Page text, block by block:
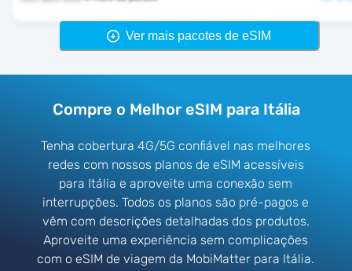
Ver mais pacotes de eSIM
Compre o Melhor eSIM para Itália
Tenha cobertura 4G/5G confiável nas melhores
redes com nossos planos de eSIM acessíveis
para Itália e aproveite uma conexão sem
interrupções. Todos os planos são pré-pagos e
vêm com descrições detalhadas dos produtos.
Aproveite uma experiência sem complicações
com o eSIM de viagem da MobiMatter para Itália.